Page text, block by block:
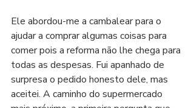
Ele abordou-me a cambalear para o
ajudar a comprar algumas coisas para
comer pois a reforma não lhe chega para
todas as despesas. Fui apanhado de
surpresa o pedido honesto dele, mas
aceitei. A caminho do supermercado